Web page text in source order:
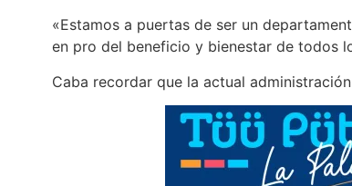
«Estamos a puertas de ser un
en pro del beneficio y bienestar de todos
Caba recordar que la actual